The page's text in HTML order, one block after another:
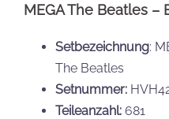
MEGA The Beatles –
Setbezeichnung:
The Beatles
Setnummer:
Teileanzahl: 681